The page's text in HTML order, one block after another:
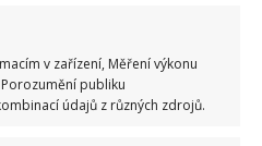
v zařízení, Měření výkonu
publiku
údajů z různých zdrojů.